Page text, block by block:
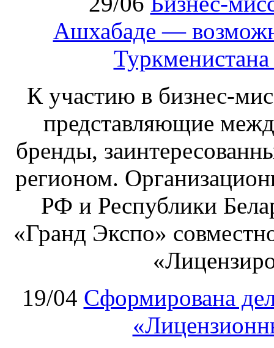
Ашхабаде —
К участию в
представляющие
бренды,
регионом.
РФ и Республики
«Гранд Экспо»
19/04 Сформирована